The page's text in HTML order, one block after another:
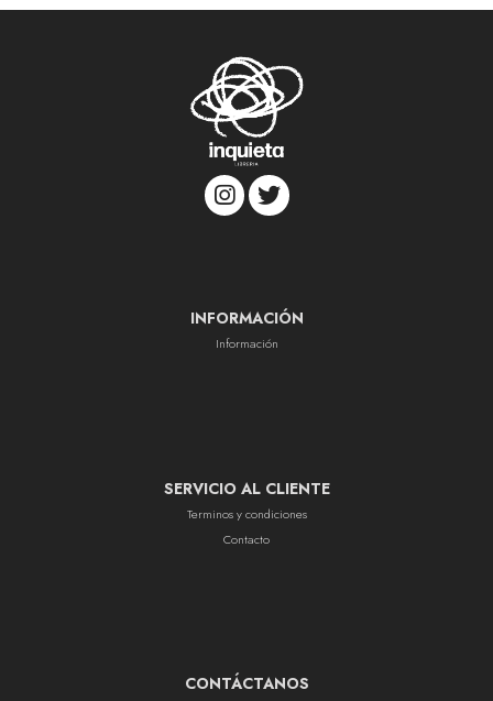
INFORMACIÓN
Información
SERVICIO AL CLIENTE
Terminos y condiciones
Contacto
CONTÁCTANOS